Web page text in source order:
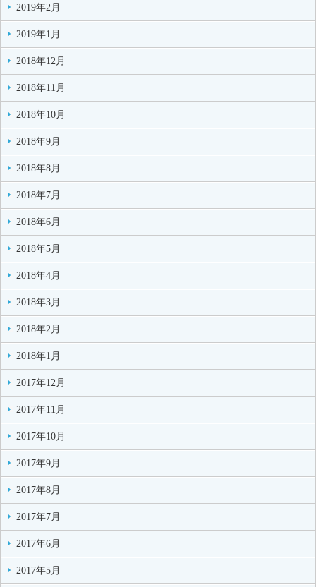
2019年2月
2019年1月
2018年12月
2018年11月
2018年10月
2018年9月
2018年8月
2018年7月
2018年6月
2018年5月
2018年4月
2018年3月
2018年2月
2018年1月
2017年12月
2017年11月
2017年10月
2017年9月
2017年8月
2017年7月
2017年6月
2017年5月